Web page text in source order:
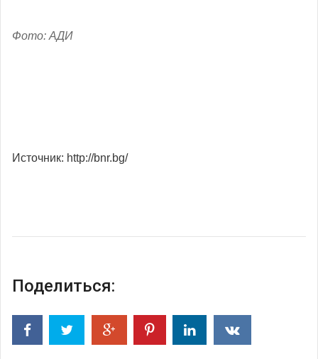
Фото: АДИ
Источник: http://bnr.bg/
Поделиться: